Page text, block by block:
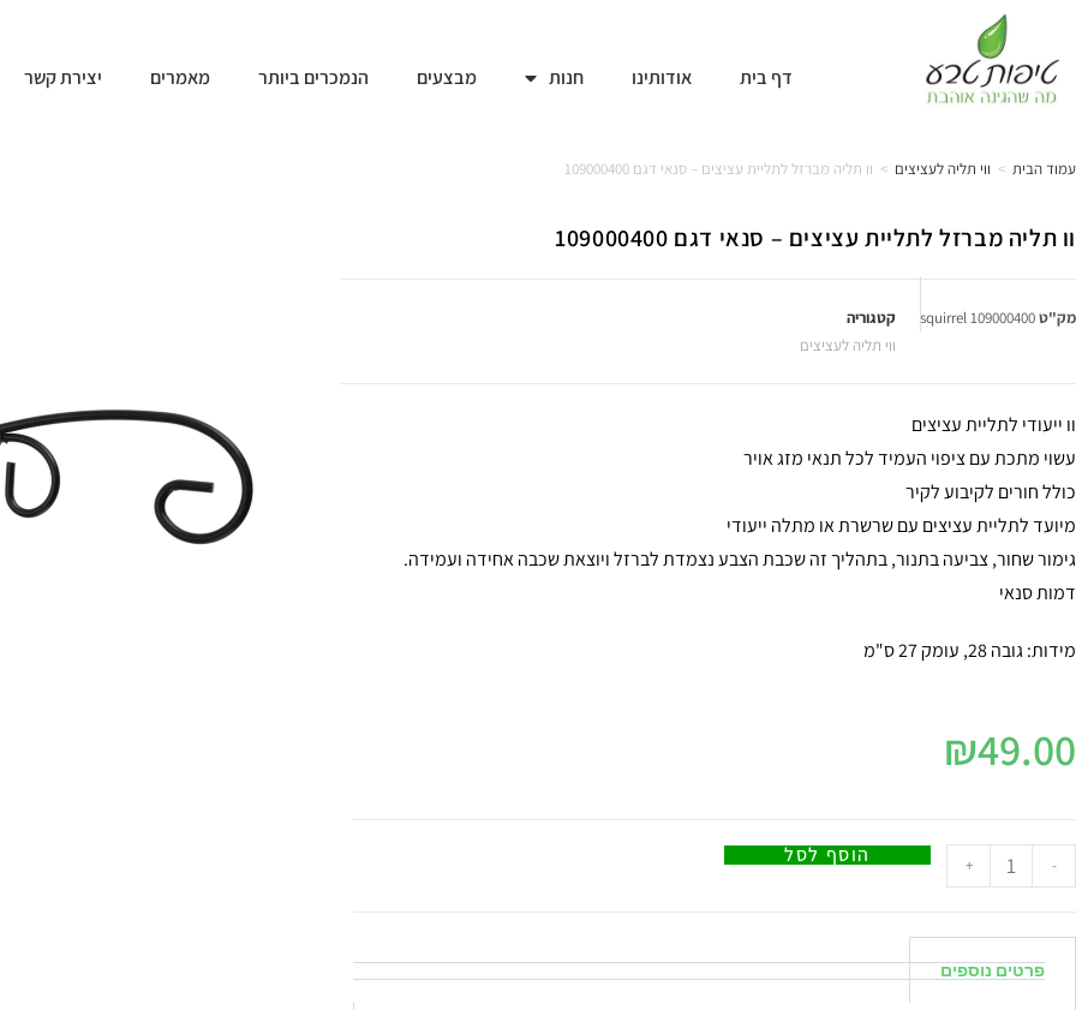
דף בית אודותינו חנות מבצעים הנמכרים ביותר מאמרים יצירת קשר
עמוד הבית > ווי תליה לעציצים > וו תליה מברזל לתליית עציצים – סנאי דגם 109000400
וו תליה מברזל לתליית עציצים – סנאי דגם 109000400
מק"ט109000400 squirrel
קטגוריה
ווי תליה לעציצים
וו ייעודי לתליית עציצים
עשוי מתכת עם ציפוי העמיד לכל תנאי מזג אויר
כולל חורים לקיבוע לקיר
מיועד לתליית עציצים עם שרשרת או מתלה ייעודי
גימור שחור, צביעה בתנור, בתהליך זה שכבת הצבע נצמדת לברזל ויוצאת שכבה אחידה ועמידה.
דמות סנאי
מידות: גובה 28, עומק 27 ס"מ
₪49.00
-
+ הוסף לסל
פרטים נוספים